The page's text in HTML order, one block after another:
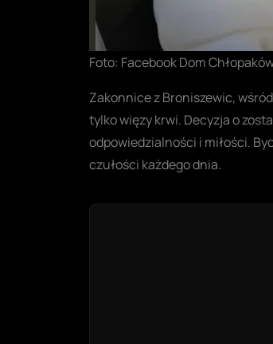
Foto: Facebook Dom
Zakonnice z Broniszewic,
tylko więzy krwi. Decyzja o
odpowiedzialności i miłości.
czułości każdego dnia.